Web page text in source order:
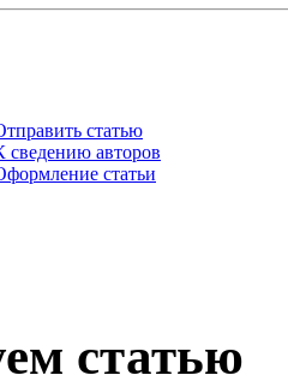
статью
сведению авторов
статьи
статью